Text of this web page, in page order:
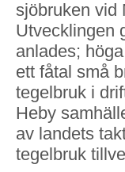
sjöbruken vid
Utvecklingen
anlades;
ett fåtal små
tegelbruk i
Heby
av landets
tegelbruk